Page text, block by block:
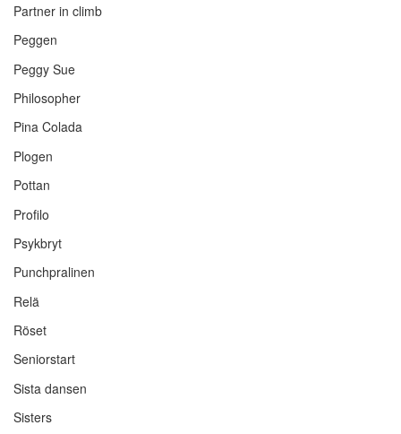
Partner in climb
Peggen
Peggy Sue
Philosopher
Pina Colada
Plogen
Pottan
Profilo
Psykbryt
Punchpralinen
Relä
Röset
Seniorstart
Sista dansen
Sisters